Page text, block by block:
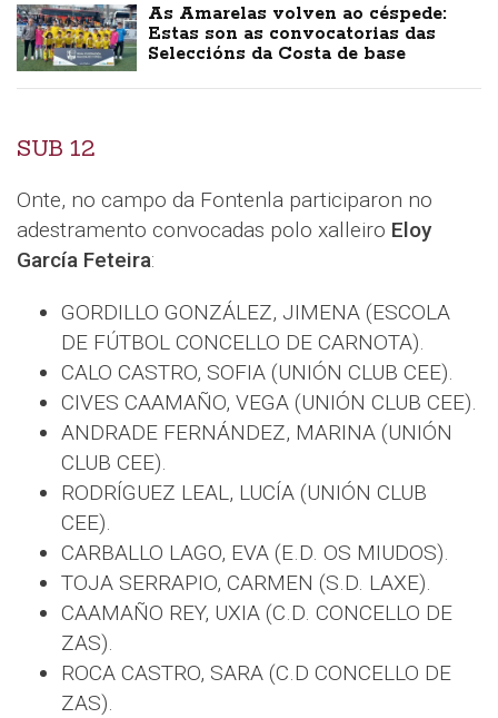
As Amarelas volven ao céspede:
Estas son as convocatorias das
Seleccións da Costa de base
SUB 12
Onte, no campo da Fontenla participaron no
adestramento convocadas polo xalleiro Eloy
García Feteira:
GORDILLO GONZÁLEZ, JIMENA (ESCOLA
DE FÚTBOL CONCELLO DE CARNOTA).
CALO CASTRO, SOFIA (UNIÓN CLUB CEE).
CIVES CAAMAÑO, VEGA (UNIÓN CLUB CEE).
ANDRADE FERNÁNDEZ, MARINA (UNIÓN
CLUB CEE).
RODRÍGUEZ LEAL, LUCÍA (UNIÓN CLUB
CEE).
CARBALLO LAGO, EVA (E.D. OS MIUDOS).
TOJA SERRAPIO, CARMEN (S.D. LAXE).
CAAMAÑO REY, UXIA (C.D. CONCELLO DE
ZAS).
ROCA CASTRO, SARA (C.D CONCELLO DE
ZAS).